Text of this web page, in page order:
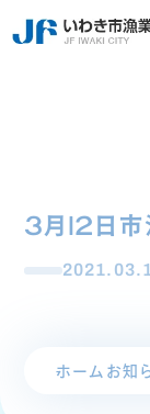
3月12日市
ホーム お知